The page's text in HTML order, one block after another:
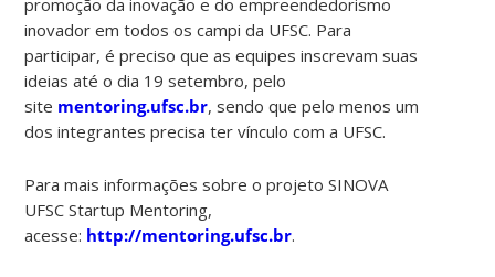
inovador em todos os campi da UFSC. Para
participar, é preciso que as equipes inscrevam suas
ideias até o dia 19 setembro, pelo
site mentoring.ufsc.br, sendo que pelo menos um
dos integrantes precisa ter vínculo com a UFSC.
Para mais informações sobre o projeto SINOVA
UFSC Startup Mentoring,
acesse: http://mentoring.ufsc.br.